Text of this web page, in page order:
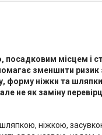
посадковим місцем і
зменшити ризик
форму ніжки та
не як заміну
шляпкою, ніжкою,